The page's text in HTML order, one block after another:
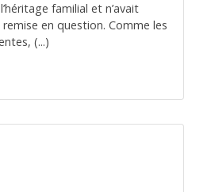
familial et n’avait
en question. Comme les
(...)